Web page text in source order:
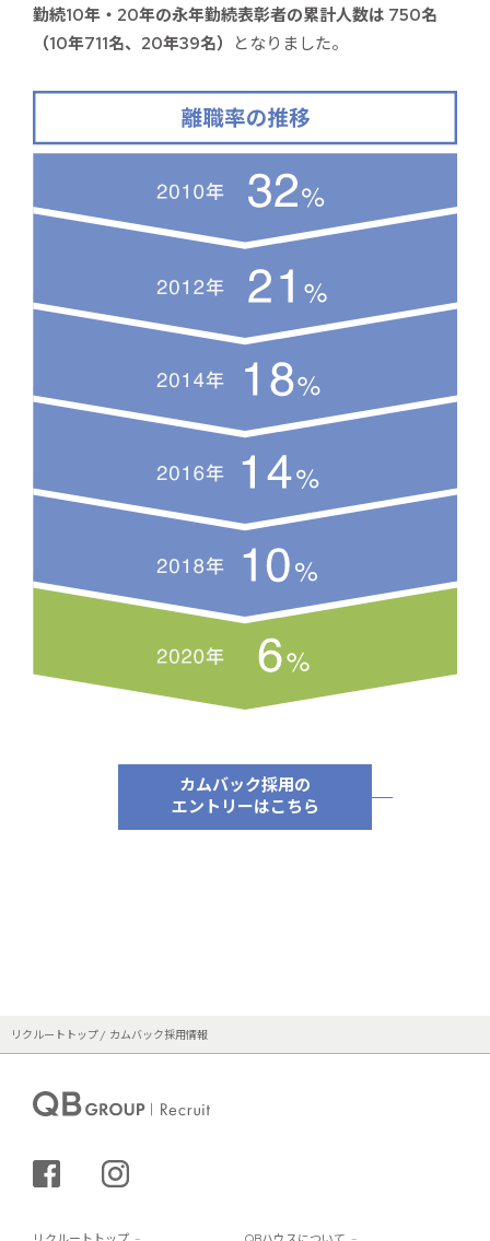
勤続10年・20年の永年勤続表彰者の累計人数は 750名
（10年711名、20年39名）
となりました。
カムバック採用の
エントリーはこちら
リクルートトップ カムバック採用情報
シェアする